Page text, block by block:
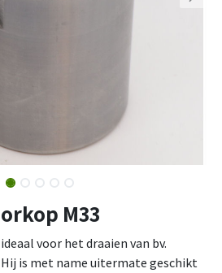
M33
voor het draaien van bv.
is met name uitermate geschikt